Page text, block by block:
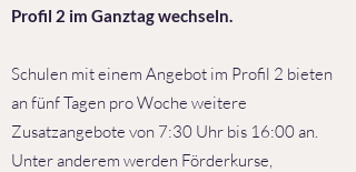
Profil 2 im Ganztag wechseln.
Schulen mit einem Angebot im Profil 2 bieten
an fünf Tagen pro Woche weitere
Zusatzangebote von 7:30 Uhr bis 16:00 an.
Unter anderem werden Förderkurse,